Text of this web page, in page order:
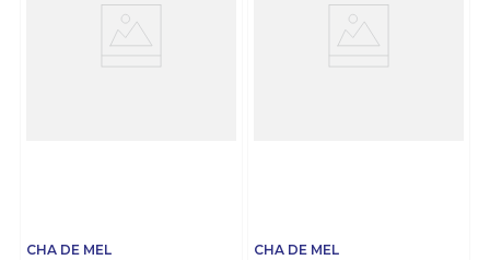
CHA DE MEL CHA DE MEL